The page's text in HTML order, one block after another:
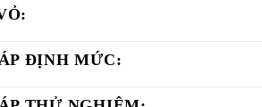
ĐỊNH MỨC: